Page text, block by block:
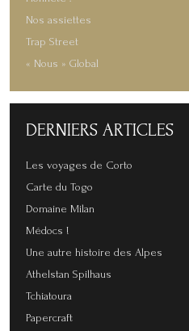
Nos assiettes
Trap Street
« Nous » Global
DERNIERS ARTICLES
Les voyages de Corto
Carte du Togo
Domaine Milan
Médocs !
Une autre histoire des Alpes
Athelstan Spilhaus
Tchiatoura
Papercraft